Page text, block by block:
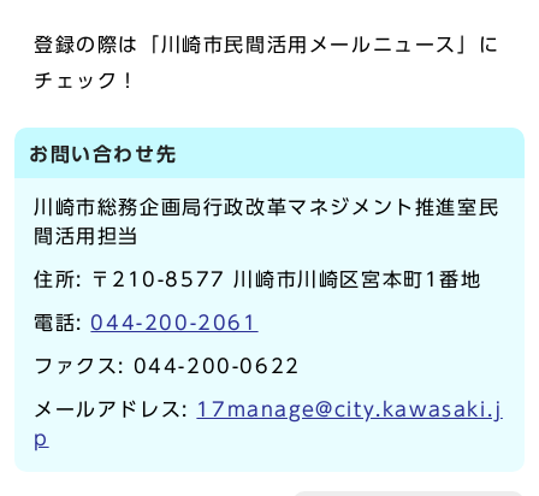
登録の際は「川崎市民間活用メールニュース」に
チェック！
お問い合わせ先
川崎市総務企画局行政改革マネジメント推進室民
間活用担当
住所: 〒210-8577 川崎市川崎区宮本町1番地
電話: 044-200-2061
ファクス: 044-200-0622
メールアドレス: 17manage@city.kawasaki.j
p